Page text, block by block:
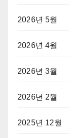
2026년 5월
2026년 4월
2026년 3월
2026년 2월
2025년 12월